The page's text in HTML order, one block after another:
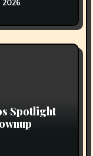
2026
Spotlight